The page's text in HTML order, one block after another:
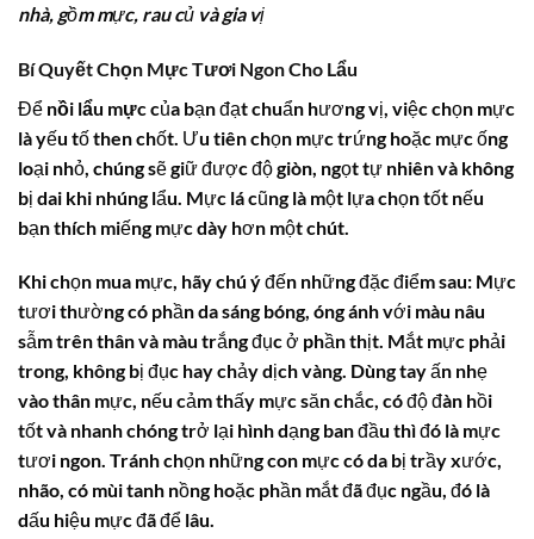
nhà, gồm mực, rau củ và gia vị
Bí Quyết Chọn Mực Tươi Ngon Cho Lẩu
Để nồi lẩu mựccủa bạn đạt chuẩn hương vị, việc chọn mực
là yếu tố then chốt. Ưu tiên chọn mực trứng hoặc mực ống
loại nhỏ, chúng sẽ giữ được độ giòn, ngọt tự nhiên và không
bị dai khi nhúng lẩu. Mực lá cũng là một lựa chọn tốt nếu
bạn thích miếng mực dày hơn một chút.
Khi chọn mua mực, hãy chú ý đến những đặc điểm sau: Mực
tươi thường có phần da sáng bóng, óng ánh với màu nâu
sẫm trên thân và màu trắng đục ở phần thịt. Mắt mực phải
trong, không bị đục hay chảy dịch vàng. Dùng tay ấn nhẹ
vào thân mực, nếu cảm thấy mực săn chắc, có độ đàn hồi
tốt và nhanh chóng trở lại hình dạng ban đầu thì đó là mực
tươi ngon. Tránh chọn những con mực có da bị trầy xước,
nhão, có mùi tanh nồng hoặc phần mắt đã đục ngầu, đó là
dấu hiệu mực đã để lâu.